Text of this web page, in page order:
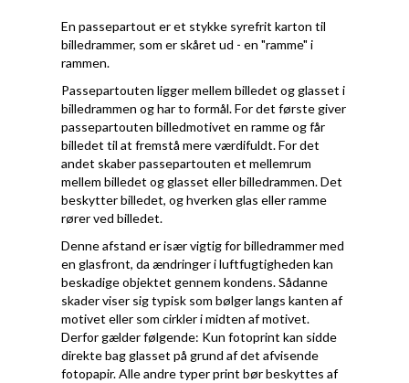
En passepartout er et stykke syrefrit karton til
billedrammer, som er skåret ud - en "ramme" i
rammen.
Passepartouten ligger mellem billedet og glasset i
billedrammen og har to formål. For det første giver
passepartouten billedmotivet en ramme og får
billedet til at fremstå mere værdifuldt. For det
andet skaber passepartouten et mellemrum
mellem billedet og glasset eller billedrammen. Det
beskytter billedet, og hverken glas eller ramme
rører ved billedet.
Denne afstand er især vigtig for billedrammer med
en glasfront, da ændringer i luftfugtigheden kan
beskadige objektet gennem kondens. Sådanne
skader viser sig typisk som bølger langs kanten af
motivet eller som cirkler i midten af motivet.
Derfor gælder følgende: Kun fotoprint kan sidde
direkte bag glasset på grund af det afvisende
fotopapir. Alle andre typer print bør beskyttes af